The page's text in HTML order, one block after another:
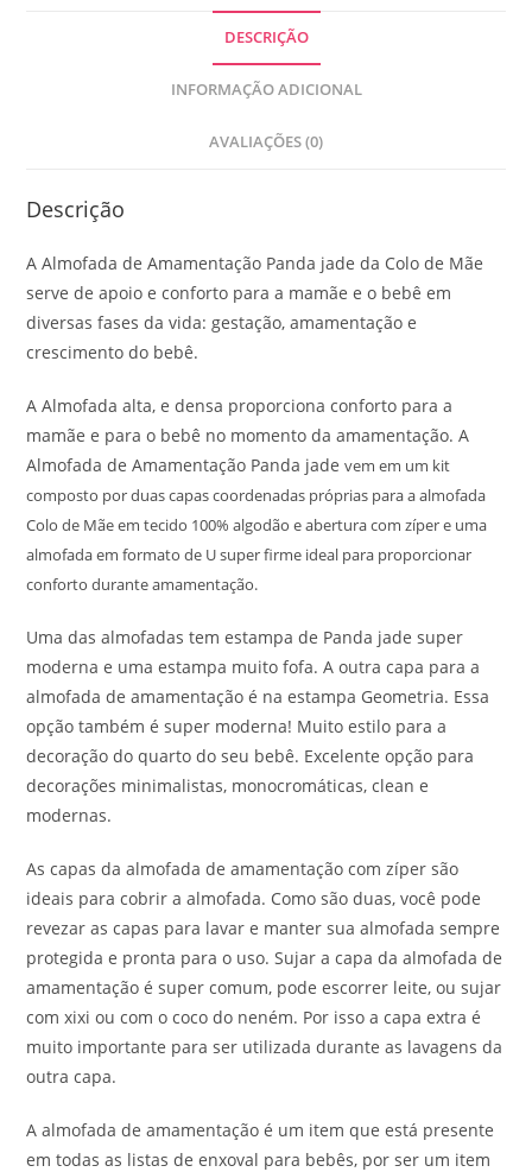
DESCRIÇÃO
INFORMAÇÃO ADICIONAL
AVALIAÇÕES (0)
Descrição
A Almofada de Amamentação Panda jade da Colo de Mãe
serve de apoio e conforto para a mamãe e o bebê em
diversas fases da vida: gestação, amamentação e
crescimento do bebê.
A Almofada alta, e densa proporciona conforto para a
mamãe e para o bebê no momento da amamentação. A
Almofada de Amamentação Panda jadevem em um kit
composto por duas capas coordenadas próprias para a almofada
Colo de Mãe em tecido 100% algodão e abertura com zíper e uma
almofada em formato de U super firme ideal para proporcionar
conforto durante amamentação.
Uma das almofadas tem estampa de Panda jade super
moderna e uma estampa muito fofa. A outra capa para a
almofada de amamentação é na estampa Geometria. Essa
opção também é super moderna! Muito estilo para a
decoração do quarto do seu bebê. Excelente opção para
decorações minimalistas, monocromáticas, clean e
modernas.
As capas da almofada de amamentação com zíper são
ideais para cobrir a almofada. Como são duas, você pode
revezar as capas para lavar e manter sua almofada sempre
protegida e pronta para o uso. Sujar a capa da almofada de
amamentação é super comum, pode escorrer leite, ou sujar
com xixi ou com o coco do neném. Por isso a capa extra é
muito importante para ser utilizada durante as lavagens da
outra capa.
A almofada de amamentação é um item que está presente
em todas as listas de enxoval para bebês, por ser um item